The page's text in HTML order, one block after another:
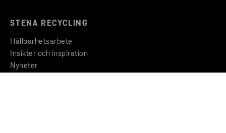
STENA RECYCLING
Hållbarhetsarbete
Insikter och inspiration
Nyheter